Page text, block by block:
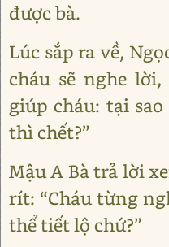
được bà.
Lúc sắp ra về,
cháu sẽ nghe
giúp cháu: tại
thì chết?”
Mậu A Bà trả lời
rít: “Cháu từng
thể tiết lộ chứ?”